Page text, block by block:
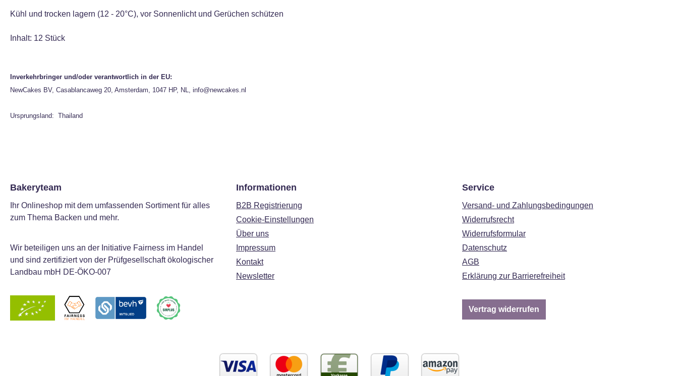
Kühl und trocken lagern (12 - 20°C), vor Sonnenlicht und Gerüchen schützen
Inhalt: 12 Stück
Inverkehrbringer und/oder verantwortlich in der EU:
NewCakes BV, Casablancaweg 20, Amsterdam, 1047 HP, NL, info@newcakes.nl
Ursprungsland: Thailand
Bakeryteam
Ihr Onlineshop mit dem umfassenden Sortiment für alles
zum Thema Backen und mehr.
Wir beteiligen uns an der Initiative Fairness im Handel
und sind zertifiziert von der Prüfgesellschaft ökologischer
Landbau mbH DE-ÖKO-007
Informationen
B2B Registrierung
Cookie-Einstellungen
Über uns
Impressum
Kontakt
Newsletter
Service
Versand- und Zahlungsbedingungen
Widerrufsrecht
Widerrufsformular
Datenschutz
AGB
Erklärung zur Barrierefreiheit
Vertrag widerrufen